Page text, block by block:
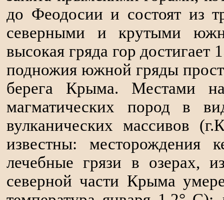
до Феодосии и состоят из
северными и крутыми
высокая гряда гор
подножия южной гряды
берега Крыма. Местами
магматических пород в
вулканических массивов
известны: месторождения
лечебные грязи в озерах,
северной части Крыма